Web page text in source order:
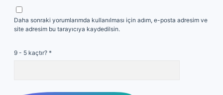
Daha sonraki yorumlarımda kullanılması için adım, e-posta adresim ve
site adresim bu tarayıcıya kaydedilsin.
9 - 5 kaçtır? *